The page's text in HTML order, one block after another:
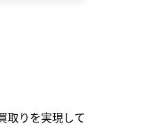
取りを実現して